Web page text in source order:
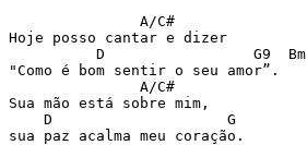
               A/C#
Hoje posso cantar e dizer
          D                 G9  Bm
"Como é bom sentir o seu amor”.
               A/C#
Sua mão está sobre mim,
    D                    G
sua paz acalma meu coração.